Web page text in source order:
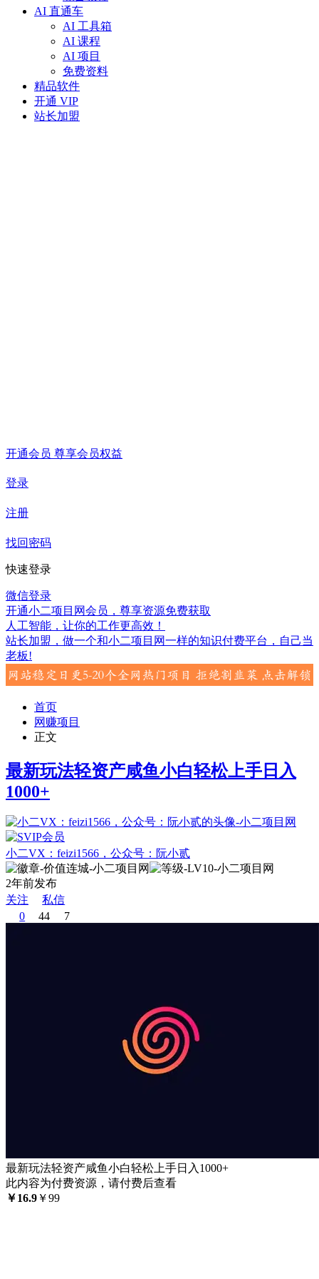
AI 直通车
AI 工具箱
AI 课程
AI 项目
免费资料
精品软件
开通 VIP
站长加盟
开通会员 尊享会员权益
登录
注册
找回密码
快速登录
微信登录
开通小二项目网会员，尊享资源免费获取
人工智能，让你的工作更高效！
站长加盟，做一个和小二项目网一样的知识付费平台，自己当
老板!
首页
网赚项目
正文
最新玩法轻资产咸鱼小白轻松上手日入
1000+
小二VX：feizi1566，公众号：阮小贰
2年前发布
关注
私信
0
44 7
最新玩法轻资产咸鱼小白轻松上手日入1000+
此内容为付费资源，请付费后查看
￥16.9 ￥99